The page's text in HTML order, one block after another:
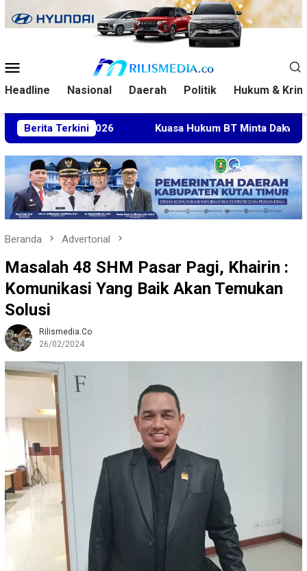
ke
Mobile
Headline Nasional Daerah Politik Hukum &
Berita Terkini
Open 2026 Kuasa Hukum BT Minta Dakwaan
Beranda Advertorial
Masalah 48 SHM Pasar Pagi, Khairin :
Komunikasi Yang Baik Akan Temukan
Solusi
Rilismedia.co
26/02/2024